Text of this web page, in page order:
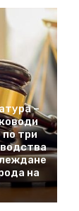
–
три
на